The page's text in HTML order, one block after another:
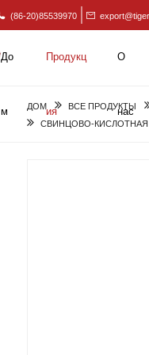
(86-20)85539970
До
м
Продукц
ия
О
нас
ДОМ ВСЕ ПРОДУКТЫ
СВИНЦОВО-КИСЛОТНАЯ